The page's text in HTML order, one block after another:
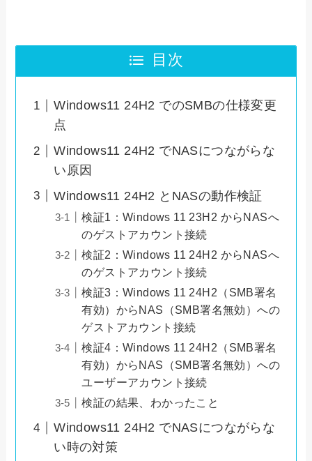
目次
Windows11 24H2 でのSMBの仕様変更
点
Windows11 24H2 でNASにつながらな
い原因
Windows11 24H2 とNASの動作検証
検証1：Windows 11 23H2 からNASへ
のゲストアカウント接続
検証2：Windows 11 24H2 からNASへ
のゲストアカウント接続
検証3：Windows 11 24H2（SMB署名
有効）からNAS（SMB署名無効）への
ゲストアカウント接続
検証4：Windows 11 24H2（SMB署名
有効）からNAS（SMB署名無効）への
ユーザーアカウント接続
検証の結果、わかったこと
Windows11 24H2 でNASにつながらな
い時の対策